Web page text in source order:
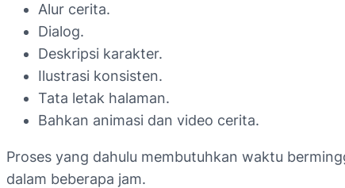
Alur cerita.
Dialog.
Deskripsi karakter.
Ilustrasi konsisten.
Tata letak halaman.
Bahkan animasi dan video cerita.
Proses yang dahulu membutuhkan waktu
dalam beberapa jam.